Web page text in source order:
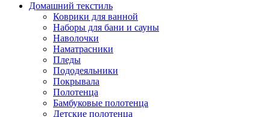
Домашний текстиль
Коврики для ванной
Наборы для бани и сауны
Наволочки
Наматрасники
Пледы
Пододеяльники
Покрывала
Полотенца
Бамбуковые полотенца
Детские полотенца